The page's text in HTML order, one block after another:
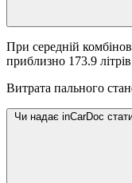
При середній
приблизно 173.9
Витрата пального
Чи надає inCarDoc